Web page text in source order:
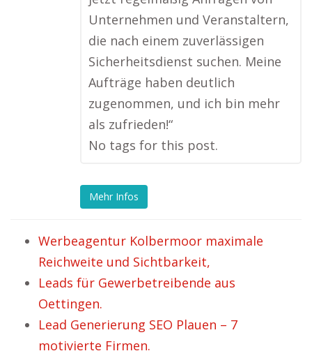
Unternehmen und Veranstaltern,
die nach einem zuverlässigen
Sicherheitsdienst suchen. Meine
Aufträge haben deutlich
zugenommen, und ich bin mehr
als zufrieden!“
No tags for this post.
Mehr Infos
Werbeagentur Kolbermoor maximale
Reichweite und Sichtbarkeit,
Leads für Gewerbetreibende aus
Oettingen.
Lead Generierung SEO Plauen – 7
motivierte Firmen.